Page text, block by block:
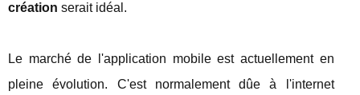
création serait idéal.
Le marché de l'application mobile est actuellement en
pleine évolution. C'est normalement dûe à l'internet